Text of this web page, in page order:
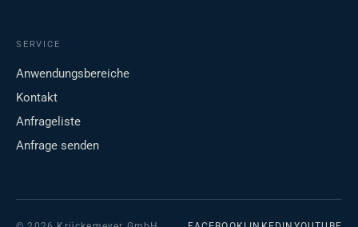
SERVICE
Anwendungsbereiche
Kontakt
Anfrageliste
Anfrage senden